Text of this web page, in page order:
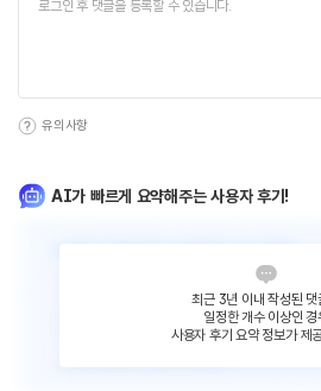
유의사항
AI가 빠르게 요약해주는 사용자 후기!
최근 3년 이내 작성된 댓
일정한 개수 이상인 경
사용자 후기 요약 정보가 제